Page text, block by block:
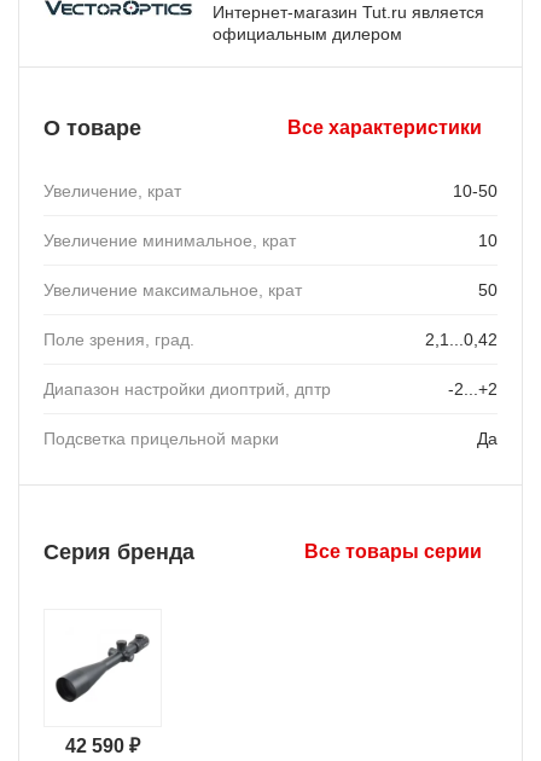
Интернет-магазин Tut.ru является
официальным дилером
О товаре Все характеристики
Увеличение, крат 10-50
Увеличение минимальное, крат 10
Увеличение максимальное, крат 50
Поле зрения, град. 2,1...0,42
Диапазон настройки диоптрий, дптр -2...+2
Подсветка прицельной марки Да
Серия бренда Все товары серии
42 590 ₽